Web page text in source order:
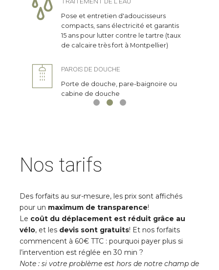
SILICONE
Réfection de joints silicone (source
fréquente de dégâts des eaux) pour
Pose et entretien d'adoucisseurs
compacts, sans électricité et garantis
15 ans pour lutter contre le tartre (taux
de calcaire très fort à Montpellier)
PAROIS DE DOUCHE
Porte de douche, pare-baignoire ou
cabine de douche
CIRCUIT DE CHAUFFAGE
Modification du circuit de chauffage
de chauffage central
Nettoyage (désembouage) :
Nos tarifs
Des forfaits au sur-mesure, les prix sont affichés
pour un maximum de transparence!
Le coût du déplacement est réduit grâce au
vélo, et les devis sont gratuits! Et nos forfaits
commencent à 60€ TTC : pourquoi payer plus si
l’intervention est réglée en 30 min ?
Note : si votre problème est hors de notre champ de